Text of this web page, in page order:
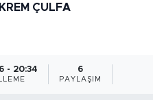
ÇULFA
- 20:34 6
PAYLAŞIM
ve Fikstür